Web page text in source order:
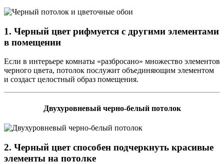
1. Черный цвет рифмуется с другими элементами
в помещении
Если в интерьере комнаты «разбросано» множество элементов
черного цвета, потолок послужит объединяющим элементом
и создаст целостный образ помещения.
Двухуровневый черно-белый потолок
2. Черный цвет способен подчеркнуть красивые
элементы на потолке